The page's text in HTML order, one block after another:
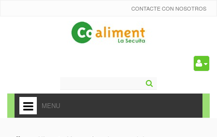
CONTACTE CON NOSOTROS
MENU